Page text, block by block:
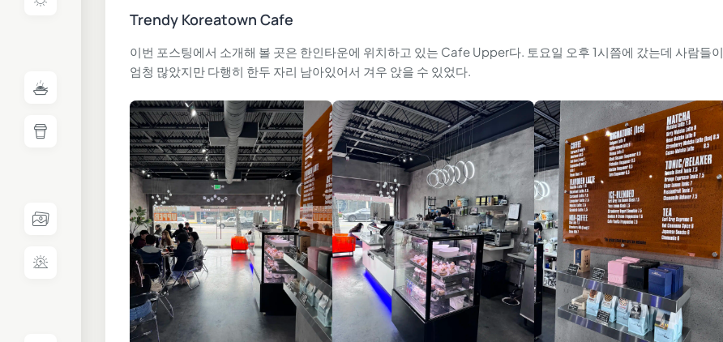
Trendy Koreatown Cafe
이번 포스팅에서 소개해 볼 곳은 한인타운에 위치하고 있는 Cafe Upper다. 토요일 오후 1시쯤에 갔는데 사람들이
엄청 많았지만 다행히 한두 자리 남아있어서 겨우 앉을 수 있었다.